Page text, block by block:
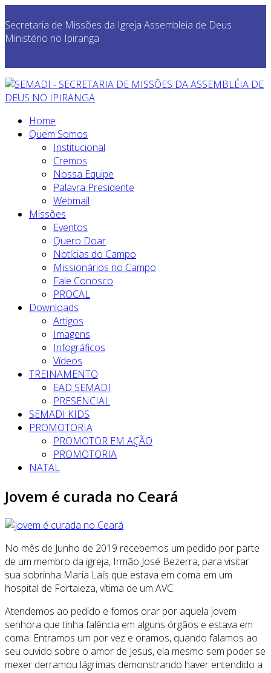
Secretaria de Missões da Igreja Assembleia de Deus
Ministério no Ipiranga
Home
Quem Somos
Institucional
Cremos
Nossa Equipe
Palavra Presidente
Webmail
Missões
Eventos
Quero Doar
Notícias do Campo
Missionários no Campo
Fale Conosco
PROCAL
Downloads
Artigos
Imagens
Infográficos
Vídeos
TREINAMENTO
EAD SEMADI
PRESENCIAL
SEMADI KIDS
PROMOTORIA
PROMOTOR EM AÇÃO
PROMOTORIA
NATAL
Jovem é curada no Ceará
No mês de Junho de 2019 recebemos um pedido por parte
de um membro da igreja, Irmão José Bezerra, para visitar
sua sobrinha Maria Laís que estava em coma em um
hospital de Fortaleza, vítima de um AVC.
Atendemos ao pedido e fomos orar por aquela jovem
senhora que tinha falência em alguns órgãos e estava em
coma. Entramos um por vez e oramos, quando falamos ao
seu ouvido sobre o amor de Jesus, ela mesmo sem poder se
mexer derramou lágrimas demonstrando haver entendido a